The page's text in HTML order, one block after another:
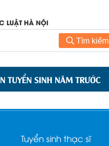
LUẬT HÀ NỘI
Tìm kiếm
TUYỂN SINH NĂM TRƯỚC
Tuyển sinh thạc sĩ